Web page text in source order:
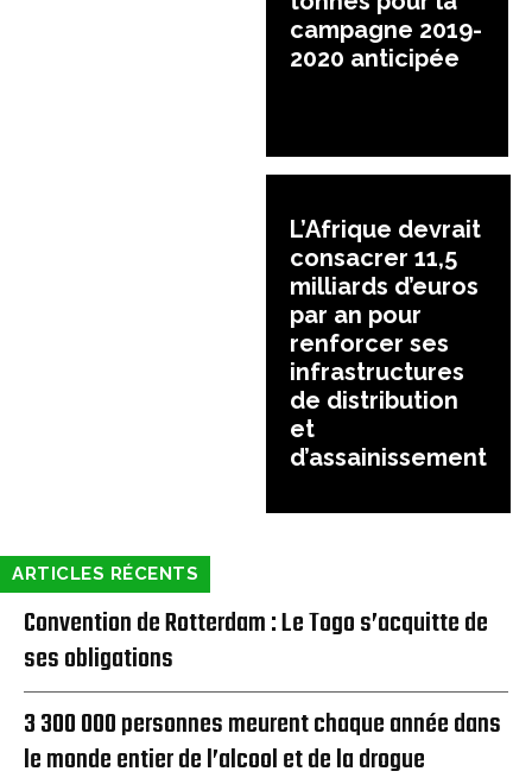
campagne 2019-
2020 anticipée
L’Afrique devrait
consacrer 11,5
milliards d’euros
par an pour
renforcer ses
infrastructures
de distribution
et
d’assainissement
ARTICLES RÉCENTS
Convention de Rotterdam : Le Togo s’acquitte de
ses obligations
3 300 000 personnes meurent chaque année dans
le monde entier de l’alcool et de la drogue